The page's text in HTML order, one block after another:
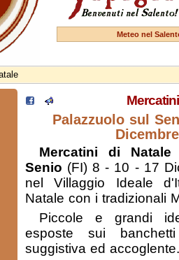
Meteo nel
Palazzuolo sul
Mercatini di
Senio (FI) 8 - 10 - 17
nel Villaggio Ideale
Natale con i tradizionali
Piccole e grandi
esposte sui
suggistiva ed accoglente.